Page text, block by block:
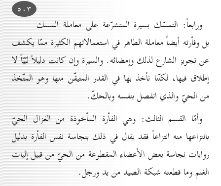
٥٠۳
ورابعاً: التمسّك بسيرة المتشرّعة على معاملة المسك
بل وفأرته أيضاً معاملة الطاهر في استعمالاتهم الكثيرة ممّا يكشف
عن تجويز الشارع لذلك وإمضائه. والسيرة وإن كانت دليلاً لبّيّاً لا
إطلاق فيها، لكنّنا نأخذ بها في القدر المتيقّن منها وهو المتّخذ
من الحيّ والذي انفصل بنفسه وبالحكّ.
وأمّا القسم الثالث: وهي الفأرة المأخوذة من الغزال الحيّ
بانتزاعها منه انتزاعاً فقد يقال في ذلك بنجاسة نفس الفأرة بدليل
روايات نجاسة بعض الأعضاء المقطوعة من الحيّ من قبيل إليات
الغنم وما قطعته شبكة الصيد من يد ورجل.